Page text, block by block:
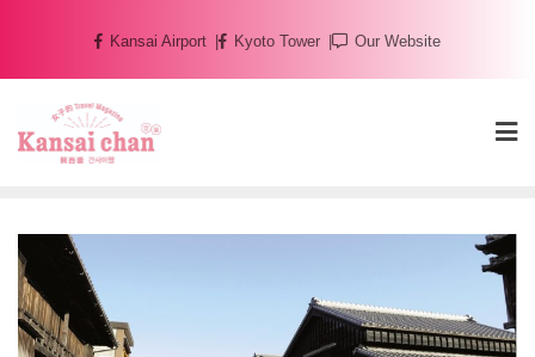
content
Kansai Airport Kyoto Tower Our Website